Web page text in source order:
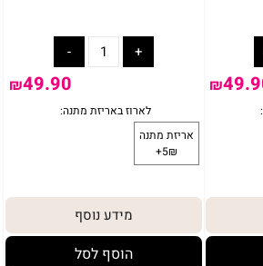
₪
₪49.90
מידע נוסף
הוסף לסל